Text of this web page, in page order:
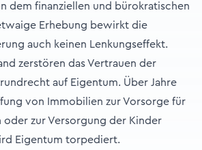
dem finanziellen und bürokratischen
Erhebung bewirkt die
auch keinen Lenkungseffekt.
zerstören das Vertrauen der
auf Eigentum. Über Jahre
von Immobilien zur Vorsorge für
oder zur Versorgung der Kinder
Eigentum torpediert.